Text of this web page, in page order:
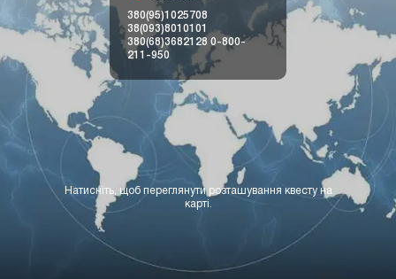
380(95)1025708
38(093)8010101
380(68)3682128 0-800-
211-950
Натисніть, щоб переглянути розташування квесту на
карті.